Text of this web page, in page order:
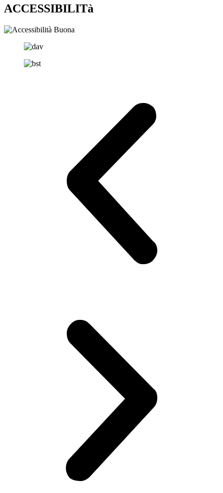
ACCESSIBILITà